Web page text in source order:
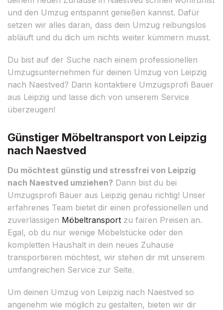
und den Umzug entspannt genießen kannst. Dafür
setzen wir alles daran, dass dein Umzug reibungslos
abläuft und du dich um nichts weiter kümmern musst.
Du bist auf der Suche nach einem professionellen
Umzugsunternehmen für deinen Umzug von Leipzig
nach Naestved? Dann kontaktiere Umzugsprofi Bauer
aus Leipzig und lasse dich von unserem Service
überzeugen!
Günstiger Möbeltransport von Leipzig
nach Naestved
Du möchtest günstig und stressfrei von Leipzig
nach Naestved umziehen? Dann bist du bei
Umzugsprofi Bauer aus Leipzig genau richtig! Unser
erfahrenes Team bietet dir einen professionellen und
zuverlässigen Möbeltransport zu fairen Preisen an.
Egal, ob du nur wenige Möbelstücke oder den
kompletten Haushalt in dein neues Zuhause
transportieren möchtest, wir stehen dir mit unserem
umfangreichen Service zur Seite.
Um deinen Umzug von Leipzig nach Naestved so
angenehm wie möglich zu gestalten, bieten wir dir